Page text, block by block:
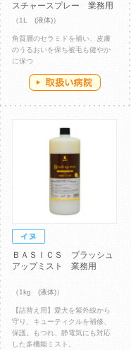
スチャースプレー 業務用
（1L (液体)）
角質層のセラミドを補い、皮膚
のうるおいを保ち被毛も健やか
に保つ
ＢＡＳＩＣＳ ブラッシュ
アップミスト 業務用
（1kg (液体)）
【詰替え用】愛犬を紫外線から
守り、キューティクルを補修、
保護。もつれ、静電気にも対応
した多機能ミスト。